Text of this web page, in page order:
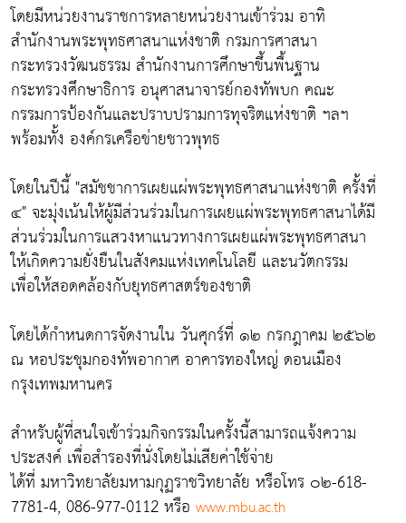
โดยมีหน่วยงานราชการหลายหน่วยงานเข้าร่วม อาทิ
สำนักงานพระพุทธศาสนาแห่งชาติ กรมการศาสนา
กระทรวงวัฒนธรรม สำนักงานการศึกษาขึ้นพื้นฐาน
กระทรวงศึกษาธิการ อนุศาสนาจารย์กองทัพบก คณะ
กรรมการป้องกันและปราบปรามการทุจริตแห่งชาติ ฯลฯ
พร้อมทั้ง องค์กรเครือข่ายชาวพุทธ
โดยในปีนี้ "สมัชชาการเผยแผ่พระพุทธศาสนาแห่งชาติ ครั้งที่
๔" จะมุ่งเน้นให้ผู้มีส่วนร่วมในการเผยแผ่พระพุทธศาสนาได้มี
ส่วนร่วมในการแสวงหาแนวทางการเผยแผ่พระพุทธศาสนา
ให้เกิดความยั่งยืนในสังคมแห่งเทคโนโลยี และนวัตกรรม
เพื่อให้สอดคล้องกับยุทธศาสตร์ของชาติ
โดยได้กำหนดการจัดงานใน วันศุกร์ที่ ๑๒ กรกฎาคม ๒๕๖๒
ณ หอประชุมกองทัพอากาศ อาคารทองใหญ่ ดอนเมือง
กรุงเทพมหานคร
สำหรับผู้ที่สนใจเข้าร่วมกิจกรรมในครั้งนี้สามารถแจ้งความ
ประสงค์ เพื่อสำรองที่นั่งโดยไม่เสียค่าใช้จ่าย
ได้ที่ มหาวิทยาลัยมหามกุฏราชวิทยาลัย หรือโทร ๐๒-618-
7781-4, 086-977-0112 หรือ www.mbu.ac.th